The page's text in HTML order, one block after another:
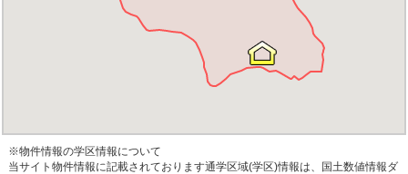
※物件情報の学区情報について
当サイト物件情報に記載されております通学区域(学区)情報は、国土数値情報ダ